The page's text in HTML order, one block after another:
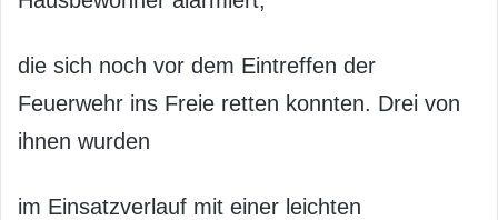
die sich noch vor dem Eintreffen der
Feuerwehr ins Freie retten konnten. Drei von
ihnen wurden
im Einsatzverlauf mit einer leichten